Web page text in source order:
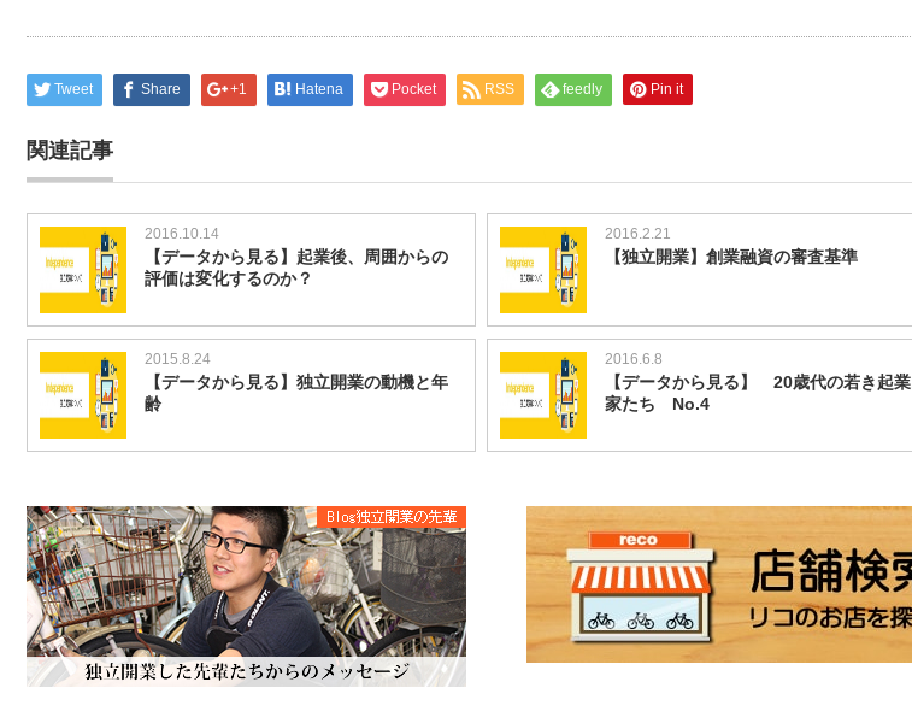
Tweet Share +1 Hatena Pocket RSS feedly Pin it
関連記事
2016.10.14
【データから見る】起業後、周囲からの
評価は変化するのか？
2016.2.21
【独立開業】創業融資の審査基準
2015.8.24
【データから見る】独立開業の動機と年
齢
2016.6.8
【データから見る】 20歳代の若き起業
家たち No.4